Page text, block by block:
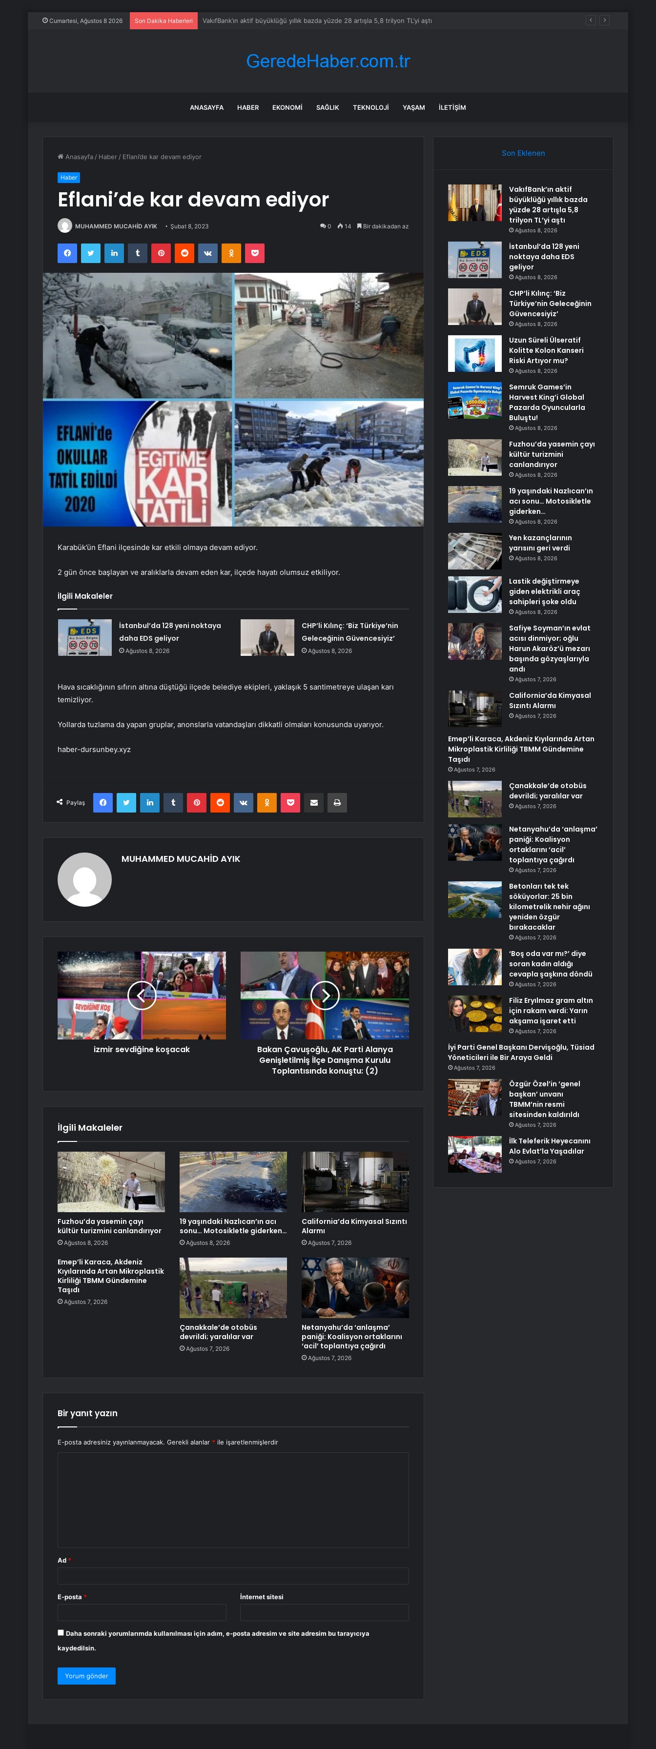
Cumartesi, Ağustos 8 2026 Son Dakika Haberleri İstanbul’da 128 yeni noktaya daha EDS geliyor
ANASAYFA HABER EKONOMI SAĞLIK TEKNOLOJI YAŞAM İLETIŞIM
Anasayfa / Haber / Eflani’de kar devam ediyor
Haber
Eflani’de kar devam ediyor
MUHAMMED MUCAHİD AYIK Şubat 8, 2023 0 14 Bir dakikadan az
FacebookTwitter LinkedInTumblr PinterestReddit VKontakteOdnoklassniki
Pocket
Karabük’ün Eflani ilçesinde kar etkili olmaya devam ediyor.
2 gün önce başlayan ve aralıklarla devam eden kar, ilçede hayatı olumsuz etkiliyor.
İlgili Makaleler
İstanbul’da 128 yeni noktaya
daha EDS geliyor
Ağustos 8, 2026
CHP’li Kılınç: ‘Biz Türkiye’nin
Geleceğinin Güvencesiyiz’
Ağustos 8, 2026
Hava sıcaklığının sıfırın altına düştüğü ilçede belediye ekipleri, yaklaşık 5 santimetreye ulaşan karı
temizliyor.
Yollarda tuzlama da yapan gruplar, anonslarla vatandaşları dikkatli olmaları konusunda uyarıyor.
haber-dursunbey.xyz
Paylaş
FacebookTwitter LinkedInTumblr PinterestReddit VKontakteOdnoklassniki
Pocket E-Posta ile paylaş Yazdır
MUHAMMED MUCAHİD AYIK
izmir sevdiğine koşacak
Bakan Çavuşoğlu, AK Parti Alanya
Genişletilmiş İlçe Danışma Kurulu
Toplantısında konuştu: (2)
İlgili Makaleler
Fuzhou’da yasemin çayı
kültür turizmini canlandırıyor
Ağustos 8, 2026
19 yaşındaki Nazlıcan’ın acı
sonu… Motosikletle giderken…
Ağustos 8, 2026
California’da Kimyasal Sızıntı
Alarmı
Ağustos 7, 2026
Emep’li Karaca, Akdeniz
Kıyılarında Artan Mikroplastik
Kirliliği TBMM Gündemine
Taşıdı
Ağustos 7, 2026
Çanakkale’de otobüs
devrildi; yaralılar var
Ağustos 7, 2026
Netanyahu’da ‘anlaşma’
paniği: Koalisyon ortaklarını
‘acil’ toplantıya çağırdı
Ağustos 7, 2026
Bir yanıt yazın
E-posta adresiniz yayınlanmayacak. Gerekli alanlar * ile işaretlenmişlerdir
Ad *
E-posta * İnternet sitesi
Daha sonraki yorumlarımda kullanılması için adım, e-posta adresim ve site adresim bu tarayıcıya
kaydedilsin.
Son Eklenen
VakıfBank’ın aktif
büyüklüğü yıllık bazda
yüzde 28 artışla 5,8
trilyon TL’yi aştı
Ağustos 8, 2026
İstanbul’da 128 yeni
noktaya daha EDS
geliyor
Ağustos 8, 2026
CHP’li Kılınç: ‘Biz
Türkiye’nin Geleceğinin
Güvencesiyiz’
Ağustos 8, 2026
Uzun Süreli Ülseratif
Kolitte Kolon Kanseri
Riski Artıyor mu?
Ağustos 8, 2026
Semruk Games’in
Harvest King’i Global
Pazarda Oyuncularla
Buluştu!
Ağustos 8, 2026
Fuzhou’da yasemin çayı
kültür turizmini
canlandırıyor
Ağustos 8, 2026
19 yaşındaki Nazlıcan’ın
acı sonu… Motosikletle
giderken…
Ağustos 8, 2026
Yen kazançlarının
yarısını geri verdi
Ağustos 8, 2026
Lastik değiştirmeye
giden elektrikli araç
sahipleri şoke oldu
Ağustos 8, 2026
Safiye Soyman’ın evlat
acısı dinmiyor; oğlu
Harun Akaröz’ü mezarı
başında gözyaşlarıyla
andı
Ağustos 7, 2026
California’da Kimyasal
Sızıntı Alarmı
Ağustos 7, 2026
Emep’li Karaca, Akdeniz Kıyılarında Artan
Mikroplastik Kirliliği TBMM Gündemine
Taşıdı
Ağustos 7, 2026
Çanakkale’de otobüs
devrildi; yaralılar var
Ağustos 7, 2026
Netanyahu’da ‘anlaşma’
paniği: Koalisyon
ortaklarını ‘acil’
toplantıya çağırdı
Ağustos 7, 2026
Betonları tek tek
söküyorlar: 25 bin
kilometrelik nehir ağını
yeniden özgür
bırakacaklar
Ağustos 7, 2026
‘Boş oda var mı?’ diye
soran kadın aldığı
cevapla şaşkına döndü
Ağustos 7, 2026
Filiz Eryılmaz gram altın
için rakam verdi: Yarın
akşama işaret etti
Ağustos 7, 2026
İyi Parti Genel Başkanı Dervişoğlu, Tüsiad
Yöneticileri ile Bir Araya Geldi
Ağustos 7, 2026
Özgür Özel’in ‘genel
başkan’ unvanı
TBMM’nin resmi
sitesinden kaldırıldı
Ağustos 7, 2026
İlk Teleferik Heyecanını
Alo Evlat’la Yaşadılar
Ağustos 7, 2026